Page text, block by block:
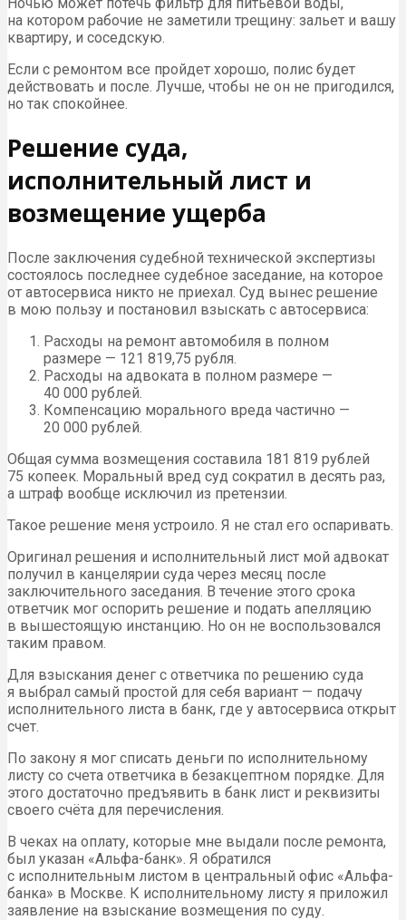
на котором рабочие не заметили трещину: зальет и вашу
квартиру, и соседскую.
Если с ремонтом все пройдет хорошо, полис будет
действовать и после. Лучше, чтобы не он не пригодился,
но так спокойнее.
Решение суда,
исполнительный лист и
возмещение ущерба
После заключения судебной технической экспертизы
состоялось последнее судебное заседание, на которое
от автосервиса никто не приехал. Суд вынес решение
в мою пользу и постановил взыскать с автосервиса:
Расходы на ремонт автомобиля в полном
размере — 121 819,75 рубля.
Расходы на адвоката в полном размере —
40 000 рублей.
Компенсацию морального вреда частично —
20 000 рублей.
Общая сумма возмещения составила 181 819 рублей
75 копеек. Моральный вред суд сократил в десять раз,
а штраф вообще исключил из претензии.
Такое решение меня устроило. Я не стал его оспаривать.
Оригинал решения и исполнительный лист мой адвокат
получил в канцелярии суда через месяц после
заключительного заседания. В течение этого срока
ответчик мог оспорить решение и подать апелляцию
в вышестоящую инстанцию. Но он не воспользовался
таким правом.
Для взыскания денег с ответчика по решению суда
я выбрал самый простой для себя вариант — подачу
исполнительного листа в банк, где у автосервиса открыт
счет.
По закону я мог списать деньги по исполнительному
листу со счета ответчика в безакцептном порядке. Для
этого достаточно предъявить в банк лист и реквизиты
своего счёта для перечисления.
В чеках на оплату, которые мне выдали после ремонта,
был указан «Альфа-банк». Я обратился
с исполнительным листом в центральный офис «Альфа-
банка» в Москве. К исполнительному листу я приложил
заявление на взыскание возмещения по суду.